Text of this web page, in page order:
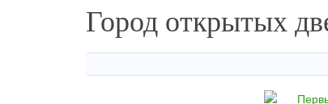
Город открытых